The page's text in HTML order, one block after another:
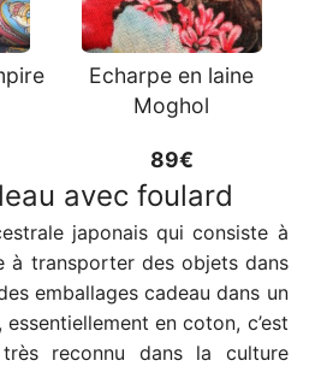
Echarpe en laine
Moghol
89€
avec foulard
japonais qui consiste à
à transporter des objets dans
emballages cadeau dans un
en coton, c’est
reconnu dans la culture